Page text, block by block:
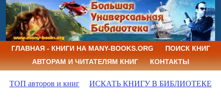
ГЛАВНАЯ - КНИГИ НА MANY-BOOKS.ORG
ПОИСК КНИГ
АВТОРАМ И ЧИТАТЕЛЯМ КНИГ
КОНТАКТЫ
ТОП авторов и книг ИСКАТЬ КНИГУ В БИБЛИОТЕКЕ